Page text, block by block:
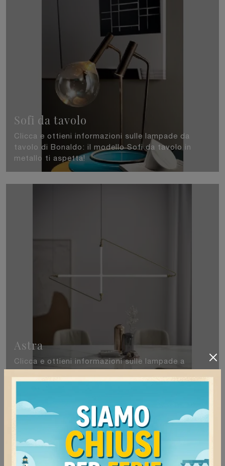
Sofi da tavolo
Clicca e ottieni informazioni sulle lampade da
tavolo di Bonaldo: il modello Sofi da tavolo in
metallo ti aspetta!
Astra
Clicca e ottieni informazioni sulle lampade a
sospensione di Bontempi: il modello Astra in
metallo ti sta aspettando!